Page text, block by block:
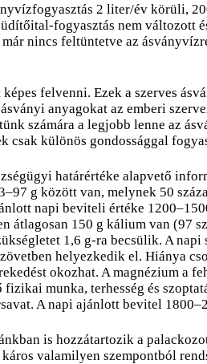
2 liter/év körüli,
fogyasztás nem változott
nincs feltüntetve az
felvenni. Ezek a szerves
anyagokat az emberi
számára a legjobb lenne az
különös gondossággal
határértéke alapvető
g között van, melynek 50
napi beviteli értéke
átlagosan 150 g kálium van (97
1,6 g-ra becsülik. A
helyezkedik el. Hiánya
okozhat. A magnézium a
munka, terhesség és
A napi ajánlott bevitel
is hozzátartozik a
valamilyen szempontból